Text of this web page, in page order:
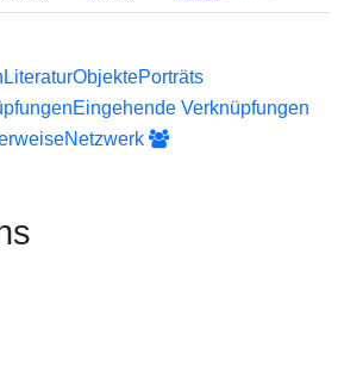
LiteraturObjektePorträts
Eingehende Verknüpfungen
Netzwerk